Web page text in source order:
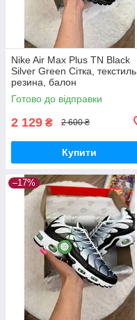
Nike Air Max Plus TN Black
Silver Green Сітка, текстиль,
резина, балон
Готово до відправки
2 129 ₴ 2 600 ₴
Купити
–17%